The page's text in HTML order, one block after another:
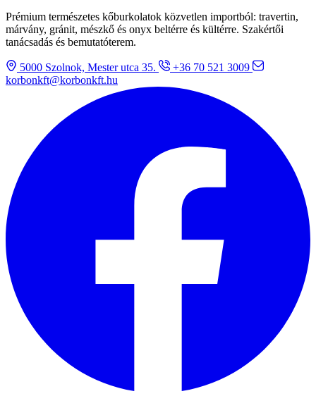
Prémium természetes kőburkolatok közvetlen importból: travertin,
márvány, gránit, mészkő és onyx beltérre és kültérre. Szakértői
tanácsadás és bemutatóterem.
5000 Szolnok, Mester utca 35.
+36 70 521 3009
korbonkft@korbonkft.hu